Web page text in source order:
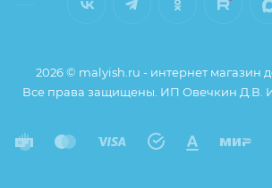
2026 © malyish.ru - интернет магазин
Все права защищены. ИП Овечкин Д.В.